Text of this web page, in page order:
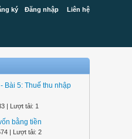
ký Đăng nhập Liên hệ
Bài 5: Thuế thu nhập
| Lượt tải: 1
bằng tiền
| Lượt tải: 2